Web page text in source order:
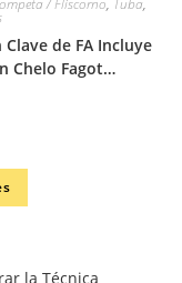
de FA Incluye
Chelo Fagot…